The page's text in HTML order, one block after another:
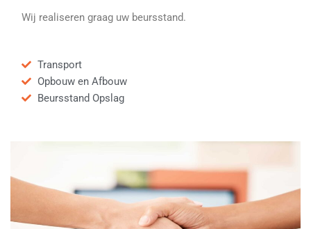
Wij realiseren graag uw beursstand.
Transport
Opbouw en Afbouw
Beursstand Opslag